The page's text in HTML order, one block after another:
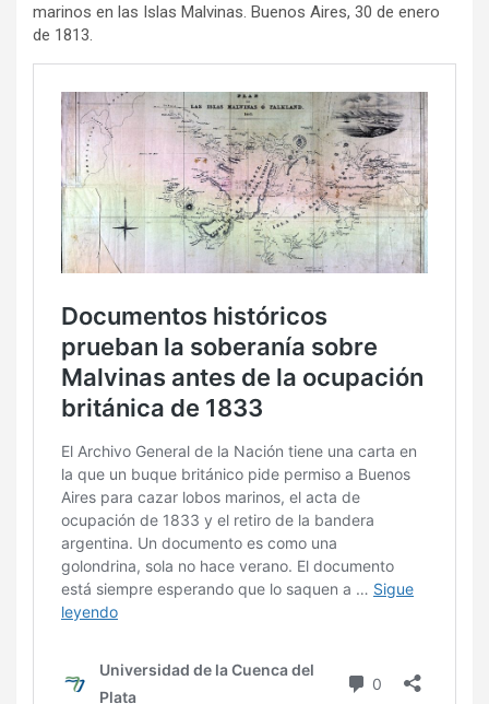
marinos en las Islas Malvinas. Buenos Aires, 30 de enero
de 1813.